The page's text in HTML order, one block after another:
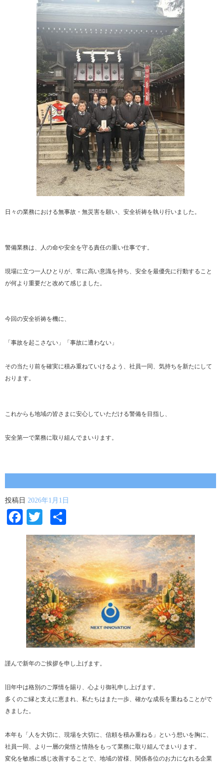
日々の業務における無事故・無災害を願い、安全祈祷を執り行いました。
警備業務は、人の命や安全を守る責任の重い仕事です。
現場に立つ一人ひとりが、常に高い意識を持ち、安全を最優先に行動すること
が何より重要だと改めて感じました。
今回の安全祈祷を機に、
「事故を起こさない」「事故に遭わない」
その当たり前を確実に積み重ねていけるよう、社員一同、気持ちを新たにして
おります。
これからも地域の皆さまに安心していただける警備を目指し、
安全第一で業務に取り組んでまいります。
投稿日 2026年1月1日
Facebook
Twitter
有
謹んで新年のご挨拶を申し上げます。
旧年中は格別のご厚情を賜り、心より御礼申し上げます。
多くのご縁と支えに恵まれ、私たちはまた一歩、確かな成長を重ねることがで
きました。
本年も「人を大切に、現場を大切に、信頼を積み重ねる」という想いを胸に、
社員一同、より一層の覚悟と情熱をもって業務に取り組んでまいります。
変化を敏感に感じ改善することで、地域の皆様、関係各位のお力になれる企業